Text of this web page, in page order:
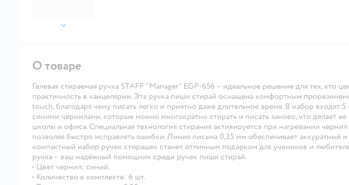
далее
О товаре
Гелевая стираемая ручка STAFF "Manager" EGP-656 – идеальное решение для тех, кто
практичность в канцелярии. Эта ручка пиши стирай оснащена комфортным
touch, благодаря чему писать легко и приятно даже длительное время. В набор входят
синими чернилами, которые можно многократно стирать и писать заново, что делает
школы и офиса. Специальная технология стирания активируется при нагревании
позволяя быстро исправлять ошибки. Линия письма 0,35 мм обеспечивает аккуратный и
компактный набор ручек стирашек станет отличным подарком для учеников и
ручка – ваш надёжный помощник среди ручек пиши стирай.
• Цвет чернил: синий.
• Количество в комплекте: 6 шт.